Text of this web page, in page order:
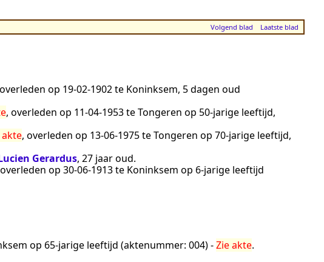
Volgend blad Laatste blad
op 19‑02‑1902te Koninksem, 5 dagen oud
, overleden op 11‑04‑1953teTongeren op 50-jarige leeftijd,
akte, overleden op 13‑06‑1975teTongeren op 70-jarige leeftijd,
Gerardus, 27 jaar oud.
op 30‑06‑1913te Koninksem op 6-jarige leeftijd
op 65-jarige leeftijd (aktenummer: 004) -Zie akte.